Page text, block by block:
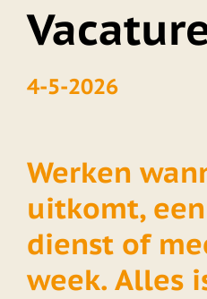
4-5-2026
Werken
uitkomt,
dienst of
week. Alles